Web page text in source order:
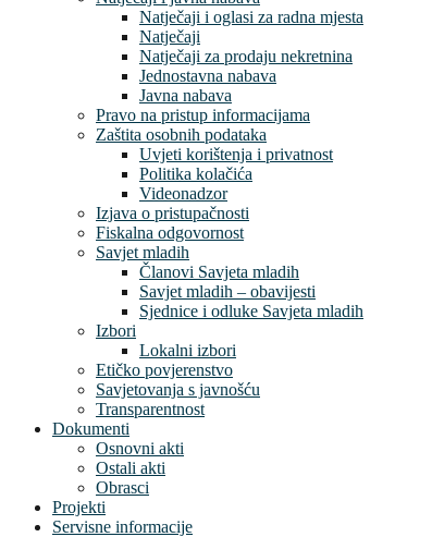
Natječaji i oglasi za radna mjesta
Natječaji
Natječaji za prodaju nekretnina
Jednostavna nabava
Javna nabava
Pravo na pristup informacijama
Zaštita osobnih podataka
Uvjeti korištenja i privatnost
Politika kolačića
Videonadzor
Izjava o pristupačnosti
Fiskalna odgovornost
Savjet mladih
Članovi Savjeta mladih
Savjet mladih – obavijesti
Sjednice i odluke Savjeta mladih
Izbori
Lokalni izbori
Etičko povjerenstvo
Savjetovanja s javnošću
Transparentnost
Dokumenti
Osnovni akti
Ostali akti
Obrasci
Projekti
Servisne informacije